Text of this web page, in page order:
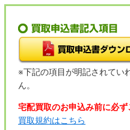
※下記の項目が明記されてい
ん。
宅配買取のお申込み前に必
買取規約はこちら